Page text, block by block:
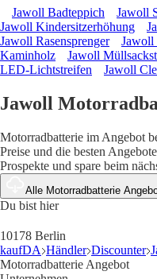
Jawoll Badteppich Jawoll
Jawoll Kindersitzerhöhung
Jawoll Rasensprenger
Jawoll
Kaminholz
Jawoll
LED-Lichtstreifen
Jawoll
Jawoll
Motorradbatterie im Angebot
Preise und die besten
Prospekte und spare beim
Alle Motorradbatterie
Du bist hier
10178 Berlin
kaufDA Händler Discounter
Motorradbatterie Angebot